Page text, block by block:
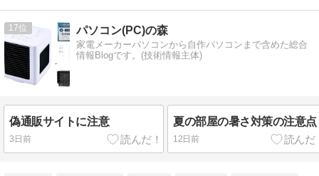
17 パソコン(PC)の森
家電メーカーパソコンから自作パソコンまで含めた総合
情報Blogです。(技術情報主体)
偽通販サイトに注意
3日前
夏の部屋の暑さ対策の注意点
12日前